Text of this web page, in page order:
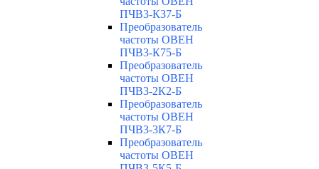
ПЧВ3-К37-Б
Преобразователь
частоты ОВЕН
ПЧВ3-К75-Б
Преобразователь
частоты ОВЕН
ПЧВ3-2К2-Б
Преобразователь
частоты ОВЕН
ПЧВ3-3К7-Б
Преобразователь
частоты ОВЕН